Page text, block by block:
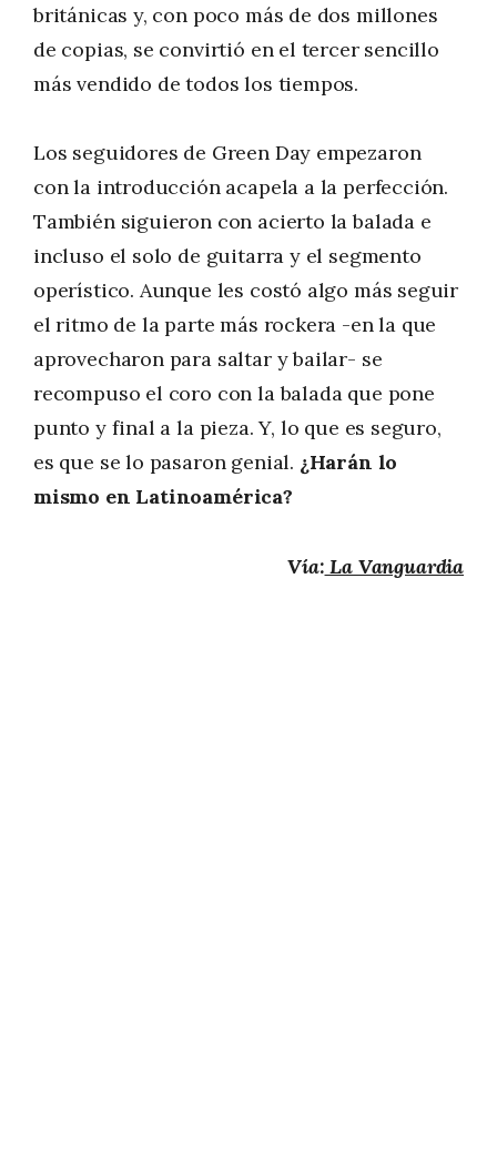
británicas y, con poco más de dos millones
de copias, se convirtió en el tercer sencillo
más vendido de todos los tiempos.
Los seguidores de Green Day empezaron
con la introducción acapela a la perfección.
También siguieron con acierto la balada e
incluso el solo de guitarra y el segmento
operístico. Aunque les costó algo más seguir
el ritmo de la parte más rockera -en la que
aprovecharon para saltar y bailar- se
recompuso el coro con la balada que pone
punto y final a la pieza. Y, lo que es seguro,
es que se lo pasaron genial. ¿Harán lo
mismo en Latinoamérica?
Vía: La Vanguardia